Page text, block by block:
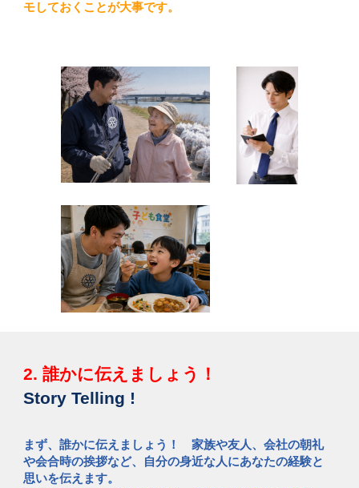
モしておくことが大事です。
2. 誰かに伝えましょう！
Story Telling !
まず、誰かに伝えましょう！ 家族や友人、会社の朝礼
や会合時の挨拶など、自分の身近な人にあなたの経験と
思いを伝えます。